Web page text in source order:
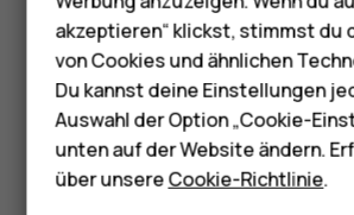
HMD Terra M
Für
Tablets
Shop
inkompatiblen Produkte an.
BEWAHREN SIE IHR GERÄT
akzeptieren“ klickst, stimmst du
von Cookies und ähnlichen
Du kannst deine Einstellungen
Auswahl der Option „Cookie-
unten auf der Website ändern.
über unsereCookie-Richtlinie.